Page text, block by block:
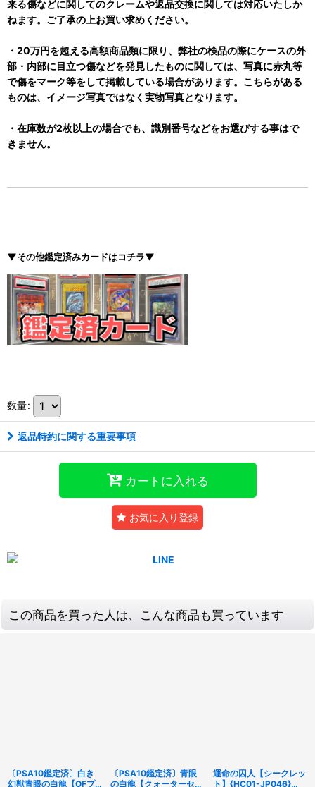
来る傷などに関してのクレームや返品交換に関しては対応いたしか
ねます。ご了承の上お買い求めください。
・20万円を超える高額商品類に限り、弊社の検品の際にケースの外
部・内部に目立つ傷などを発見したものに関しては、写真に赤丸等
で傷をマーク等をして掲載している場合があります。こちらがある
ものは、イメージ写真ではなく実物写真となります。
・在庫数が2枚以上の場合でも、識別番号などをお選びする事はで
きません。
▼その他鑑定済みカードはコチラ▼
数量:
返品特約に関する重要事項
カートに入れる
お気に入り登録
この商品を買った人は、こんな商品も買っています
〔PSA10鑑定済〕白き
幻獣青眼の白龍【OFプ
〔PSA10鑑定済〕青眼
の白龍【クォーターセン
運命の囚人【シークレッ
ト】{HC01-JP046}